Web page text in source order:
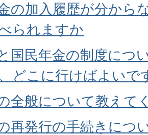
の加入履歴が分から
られますか
国民年金の制度につ
どこに行けばよいで
全般について教えて
再発行の手続きにつ